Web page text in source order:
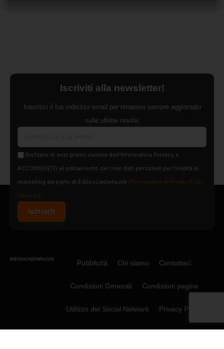
Iscriviti alla newsletter!
Inserisci il tuo indirizzo email per rimanere sempre aggiornato
sulle ultime novità.
Dichiaro di aver preso visione dell'Informativa Privacy e
ACCONSENTO al trattamento dei miei dati personali per finalità di
marketing da parte di Edilsocialnetwork (Per visionare la Privacy Policy
clicca qui).
Iscriviti
Pubblicità Chi siamo Contattaci
Condizioni Generali Condizioni pagine
Utilizzo del Social Network Privacy Policy
Cookie Policy